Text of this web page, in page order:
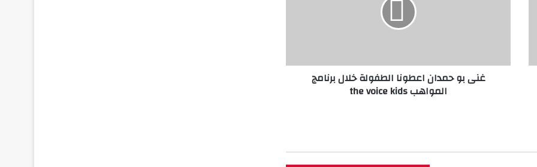
ا
ا
غنى بو حمدان اعطونا الطفولة خلال برنامج
المواهب the voice kids